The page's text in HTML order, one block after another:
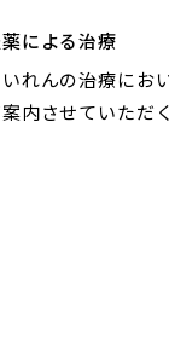
による治療
れんの治療にお
内させていただ